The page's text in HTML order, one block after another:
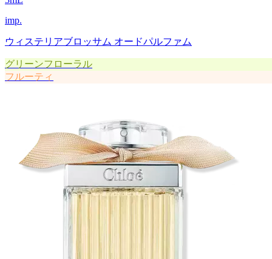
imp.
ウィステリアブロッサム オードパルファム
グリーンフローラル
フルーティ